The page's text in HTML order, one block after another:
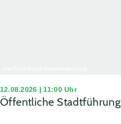
12.08.2026 | 11:00 Uhr
Öffentliche Stadtführung